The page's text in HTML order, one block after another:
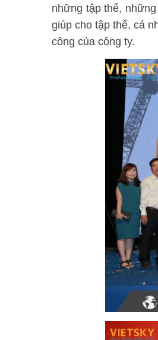
những tập thể,
giúp cho tập thể, cá
công của công ty.